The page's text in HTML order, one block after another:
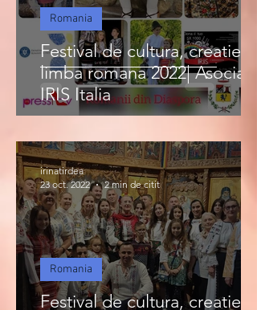
Festival de cultura, creatie si
limba romana 2022| Asociatia
IRIS Italia
Romania
Festival de cultura, creatie si
Romania
irinatirdea
23 oct. 2022
2 min de citit